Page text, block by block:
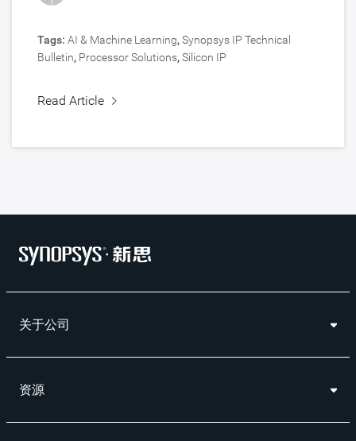
Tags: AI & Machine Learning,Synopsys IP Technical
Bulletin, Processor Solutions,Silicon IP
Read Article
关于公司
资源